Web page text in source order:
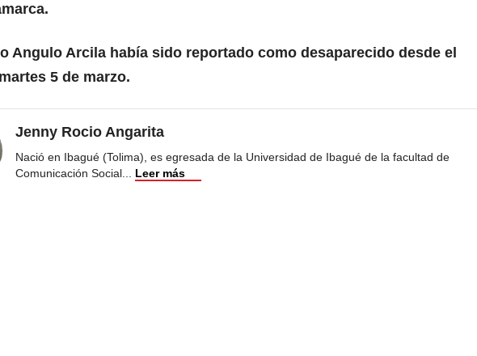
Angulo Arcila había sido reportado como desaparecido desde el
5 de marzo.
Jenny Rocio Angarita
Nació en Ibagué (Tolima), es egresada de la Universidad de Ibagué de la facultad de
Comunicación Social... Leer más